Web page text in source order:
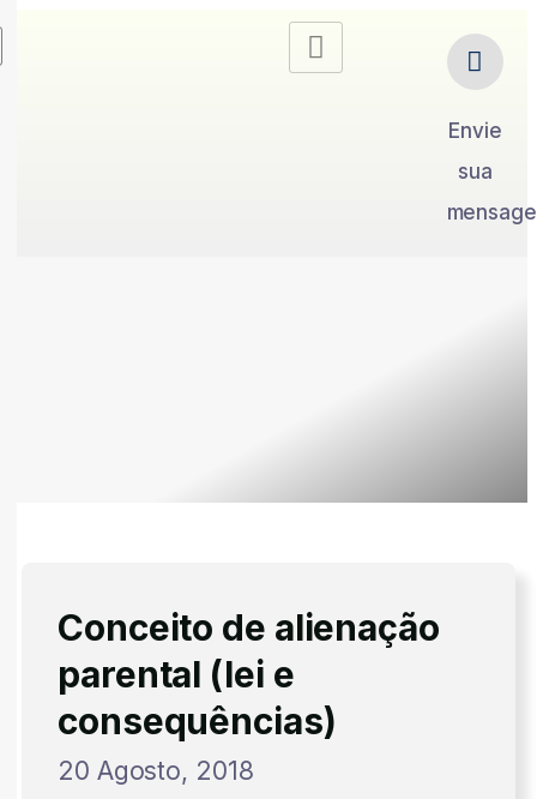
Envie
sua
Conceito de alienação
parental (lei e
consequências)
20 Agosto, 2018